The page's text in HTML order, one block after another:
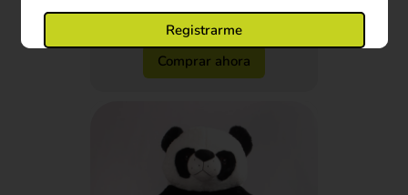
Ver producto
Comprar ahora
Registrarme